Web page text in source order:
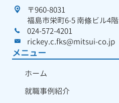
〒960-8031
福島市栄町6-5 南條ビル4階
024-572-4201
rickey.c.fks@mitsui-co.jp
メニュー
ホーム
就職事例紹介